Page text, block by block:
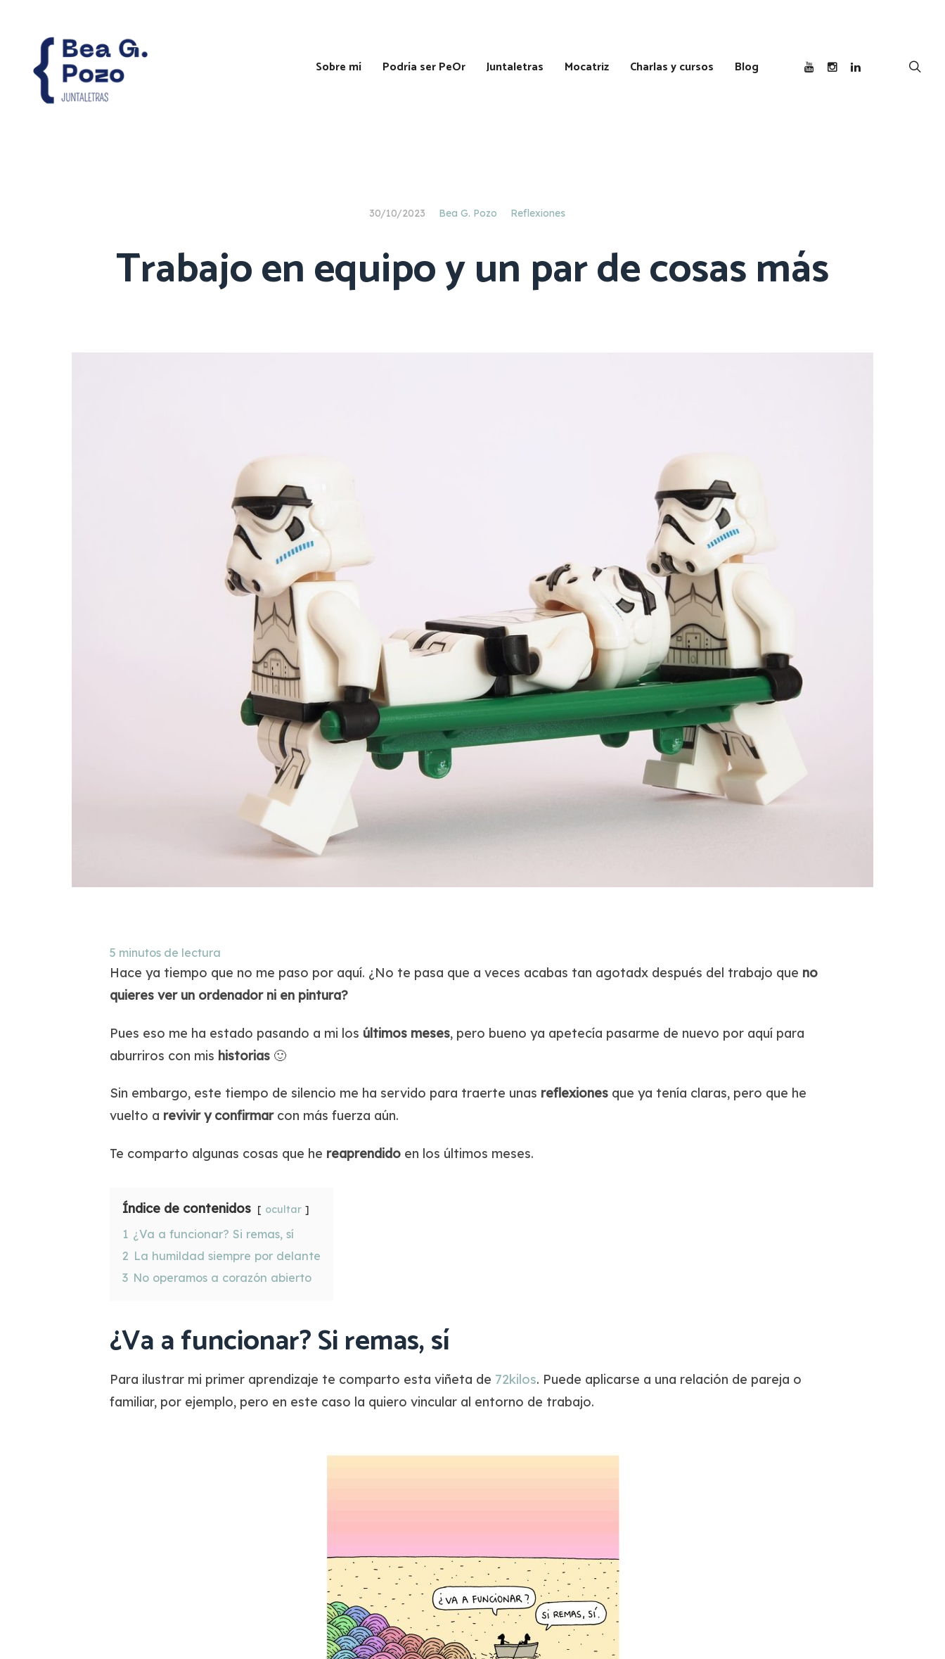
Sobre mí Podría ser PeOr Juntaletras
Mis
relato
publicado!
Mocatriz Charlas y cursos Blog
30/10/2023 Bea G. Pozo Reflexiones
Trabajo en equipo y un par de cosas más
5 minutos de lectura
Hace ya tiempo que no me paso por aquí. ¿No te pasa que a veces acabas tan agotadx después del trabajo que no
quieres ver un ordenador ni en pintura?
Pues eso me ha estado pasando a mi los últimos meses, pero bueno ya apetecía pasarme de nuevo por aquí para
aburriros con mis historias🙂
Sin embargo, este tiempo de silencio me ha servido para traerte unas reflexionesque ya tenía claras, pero que he
vuelto a revivir y confirmarcon más fuerza aún.
Te comparto algunas cosas que he reaprendidoen los últimos meses.
Índice de contenidos ocultar
1 ¿Va a funcionar? Si remas, sí
2 La humildad siempre por delante
3 No operamos a corazón abierto
¿Va a funcionar? Si remas, sí
Para ilustrar mi primer aprendizaje te comparto esta viñeta de 72kilos. Puede aplicarse a una relación de pareja o
familiar, por ejemplo, pero en este caso la quiero vincular al entorno de trabajo.